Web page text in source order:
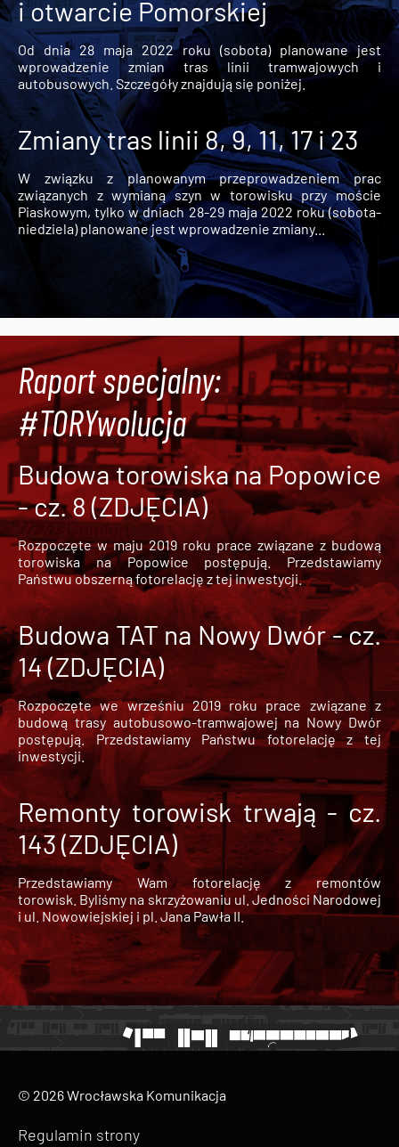
i otwarcie Pomorskiej
Od dnia 28 maja 2022 roku (sobota) planowane jest
wprowadzenie zmian tras linii tramwajowych i
autobusowych. Szczegóły znajdują się poniżej.
Zmiany tras linii 8, 9, 11, 17 i 23
W związku z planowanym przeprowadzeniem prac
związanych z wymianą szyn w torowisku przy moście
Piaskowym, tylko w dniach 28-29 maja 2022 roku (sobota-
niedziela) planowane jest wprowadzenie zmiany...
Raport specjalny:
#TORYwolucja
Budowa torowiska na Popowice
- cz. 8 (ZDJĘCIA)
Rozpoczęte w maju 2019 roku prace związane z budową
torowiska na Popowice
postępują. Przedstawiamy
Państwu obszerną fotorelację z tej inwestycji.
Budowa TAT na Nowy Dwór - cz.
14 (ZDJĘCIA)
Rozpoczęte we wrześniu 2019 roku prace związane z
budową trasy autobusowo-tramwajowej na Nowy Dwór
postępują. Przedstawiamy Państwu fotorelację z tej
inwestycji.
Remonty torowisk trwają - cz.
143 (ZDJĘCIA)
Przedstawiamy Wam fotorelację z remontów
torowisk. Byliśmy na skrzyżowaniu ul. Jedności Narodowej
i ul. Nowowiejskiej i pl. Jana Pawła II.
© 2026 Wrocławska Komunikacja
Regulamin strony